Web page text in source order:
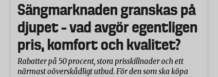
Sängmarknaden granskas på
djupet – vad avgör egentligen
pris, komfort och kvalitet?
Rabatter på 50 procent, stora prisskillnader och ett
närmast oöverskådligt utbud. För den som ska köpa